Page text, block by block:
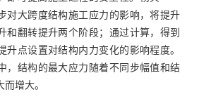
对大跨度结构施工应力的影响，将提升
和翻转提升两个阶段；通过计算，得到
升点设置对结构内力变化的影响程度。
，结构的最大应力随着不同步幅值和结
增大。